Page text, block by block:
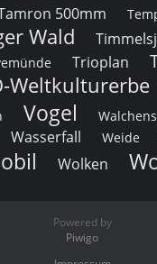
500mm
Wald
Trioplan
Weltkulturerbe
Vogel
Wasserfall Weide
Wolken
Powered by
Piwigo